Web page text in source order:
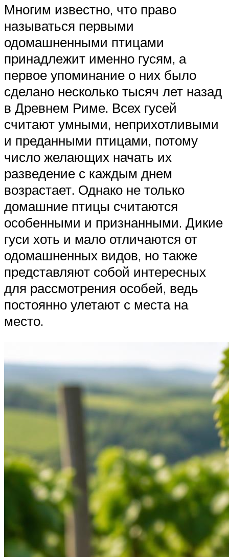
Многим известно, что право
называться первыми
одомашненными птицами
принадлежит именно гусям, а
первое упоминание о них было
сделано несколько тысяч лет назад
в Древнем Риме. Всех гусей
считают умными, неприхотливыми
и преданными птицами, потому
число желающих начать их
разведение с каждым днем
возрастает. Однако не только
домашние птицы считаются
особенными и признанными. Дикие
гуси хоть и мало отличаются от
одомашненных видов, но также
представляют собой интересных
для рассмотрения особей, ведь
постоянно улетают с места на
место.